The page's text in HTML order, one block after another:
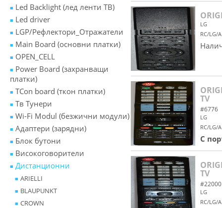
Led Backlight (лед ленти ТВ)
Led driver
LGP/Рефлектори_Отражатели
Main Board (основни платки)
OPEN_CELL
Power Board (захранващи
платки)
TCon board (ткон платки)
Tв Тунери
Wi-Fi Modul (безжични модули)
Адаптери (зарядни)
Блок бутони
Високоговорители
Дистанционни
ARIELLI
BLAUPUNKT
CROWN
LG
RC/LG/
TV
#6776
LG
RC/LG/
С
TV
#22000
LG
RC/LG/